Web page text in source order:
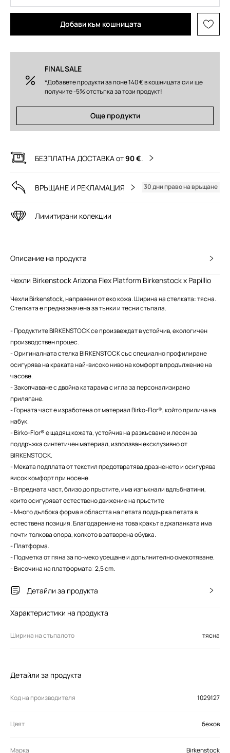
Добави към кошницата
FINAL SALE
*Добавете продукти за поне 140 € в кошницата си и ще
получите -5% отстъпка за този продукт!
Още продукти
БЕЗПЛАТНА ДОСТАВКА от90 €.
ВРЪЩАНЕ И РЕКЛАМАЦИЯ 30 дни право на връщане
Лимитирани колекции
Описание на продукта
Чехли Birkenstock Arizona Flex Platform Birkenstock x Papillio
Чехли Birkenstock, направени от еко кожа. Ширина на стелката: тясна.
Стелката е предназначена за тънки и тесни стъпала.
- Продуктите BIRKENSTOCK се произвеждат в устойчив, екологичен
производствен процес.
- Оригиналната стелка BIRKENSTOCK със специално профилиране
осигурява на краката най-високо ниво на комфорт в продължение на
часове.
- Закопчаване с двойна катарама с игла за персонализирано
прилягане.
- Горната част е изработена от материал Birko-Flor®, който прилича на
набук.
- Birko-Flor® е щадящ кожата, устойчив на разкъсване и лесен за
поддръжка синтетичен материал, използван ексклузивно от
BIRKENSTOCK.
- Меката подплата от текстил предотвратява дразненето и осигурява
висок комфорт при носене.
- В предната част, близо до пръстите, има изпъкнали вдлъбнатини,
които осигуряват естествено движение на пръстите
- Много дълбока форма в областта на петата поддържа петата в
естествена позиция. Благодарение на това кракът в джапанката има
почти толкова опора, колкото в затворена обувка.
- Платформа.
- Подметка от пяна за по-меко усещане и допълнително омекотяване.
- Височина на платформата: 2,5 cm.
Детайли за продукта
Характеристики на продукта
Ширина на стъпалото тясна
Детайли за продукта
Код на производителя 1029127
Цвят бежов
Марка Birkenstock